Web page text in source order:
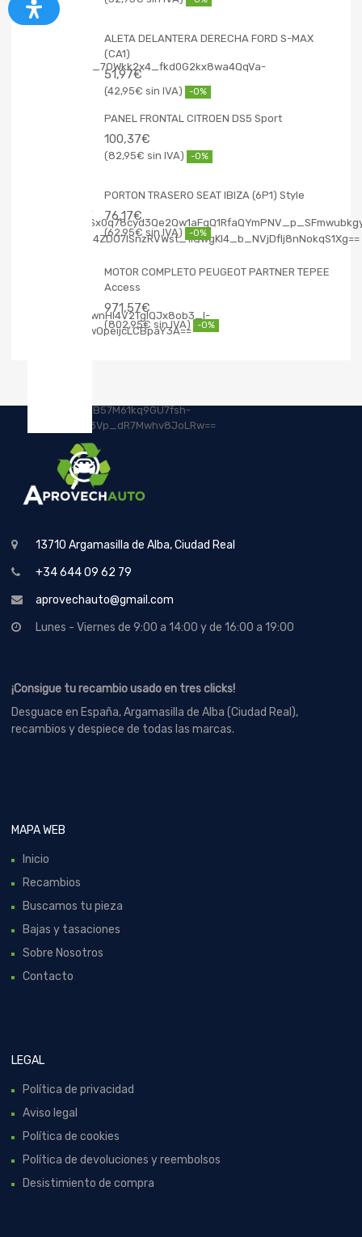
ALETA DELANTERA DERECHA FORD S-MAX
(CA1)
51,97€
42,95€ -0%
PANEL FRONTAL CITROEN DS5 Sport
100,37€
82,95€ -0%
PORTON TRASERO SEAT IBIZA (6P1) Style
76,17€
62,95€ -0%
MOTOR COMPLETO PEUGEOT PARTNER TEPEE
Access
971,57€
802,95€ -0%
13710 Argamasilla de Alba, Ciudad Real
+34 644 09 62 79
aprovechauto@gmail.com
Lunes - Viernes de 9:00 a 14:00 y de 16:00 a 19:00
¡Consigue tu recambio usado en tres clicks!
Desguace en España, Argamasilla de Alba (Ciudad Real),
recambios y despiece de todas las marcas.
MAPA WEB
Inicio
Recambios
Buscamos tu pieza
Bajas y tasaciones
Sobre Nosotros
Contacto
LEGAL
Política de privacidad
Aviso legal
Política de cookies
Política de devoluciones y reembolsos
Desistimiento de compra